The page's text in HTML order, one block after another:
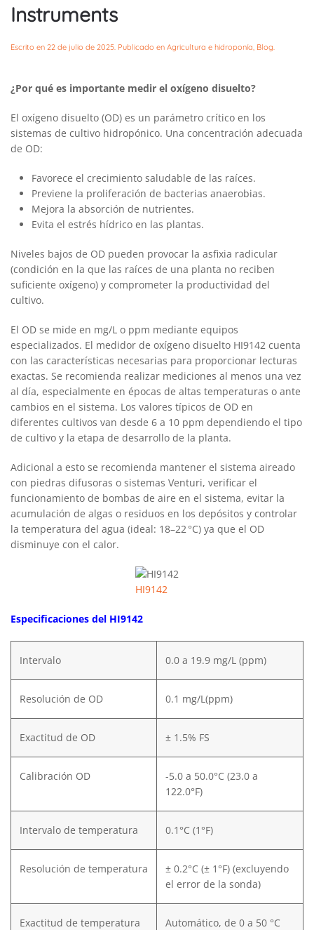
Instruments
Escrito en 22 de julio de 2025 . Publicado en Agricultura e hidroponía Blog
¿Por qué es importante medir el oxígeno disuelto?
El oxígeno disuelto (OD) es un parámetro crítico en los
sistemas de cultivo hidropónico. Una concentración adecuada
de OD:
Favorece el crecimiento saludable de las raíces.
Previene la proliferación de bacterias anaerobias.
Mejora la absorción de nutrientes.
Evita el estrés hídrico en las plantas.
Niveles bajos de OD pueden provocar la asfixia radicular
(condición en la que las raíces de una planta no reciben
suficiente oxígeno) y comprometer la productividad del
cultivo.
El OD se mide en mg/L o ppm mediante equipos
especializados. El medidor de oxígeno disuelto HI9142 cuenta
con las características necesarias para proporcionar lecturas
exactas. Se recomienda realizar mediciones al menos una vez
al día, especialmente en épocas de altas temperaturas o ante
cambios en el sistema. Los valores típicos de OD en
diferentes cultivos van desde 6 a 10 ppm dependiendo el tipo
de cultivo y la etapa de desarrollo de la planta.
Adicional a esto se recomienda mantener el sistema aireado
con piedras difusoras o sistemas Venturi, verificar el
funcionamiento de bombas de aire en el sistema, evitar la
acumulación de algas o residuos en los depósitos y controlar
la temperatura del agua (ideal: 18–22 °C) ya que el OD
disminuye con el calor.
HI9142
Especificaciones del HI9142
Intervalo 0.0 a 19.9 mg/L (ppm)
Resolución de OD 0.1 mg/L(ppm)
Exactitud de OD ± 1.5% FS
Calibración OD
-5.0 a 50.0°C (23.0 a
122.0°F)
Intervalo de temperatura 0.1°C (1°F)
Resolución de temperatura
± 0.2°C (± 1°F) (excluyendo
el error de la sonda)
Exactitud de temperatura
Automático, de 0 a 50 °C